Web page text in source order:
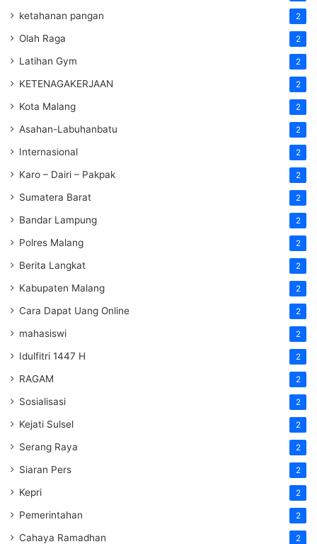
ketahanan pangan 2
Olah Raga 2
Latihan Gym 2
KETENAGAKERJAAN 2
Kota Malang 2
Asahan-Labuhanbatu 2
Internasional 2
Karo – Dairi – Pakpak 2
Sumatera Barat 2
Bandar Lampung 2
Polres Malang 2
Berita Langkat 2
Kabupaten Malang 2
Cara Dapat Uang Online 2
mahasiswi 2
Idulfitri 1447 H 2
RAGAM 2
Sosialisasi 2
Kejati Sulsel 2
Serang Raya 2
Siaran Pers 2
Kepri 2
Pemerintahan 2
Cahaya Ramadhan 2